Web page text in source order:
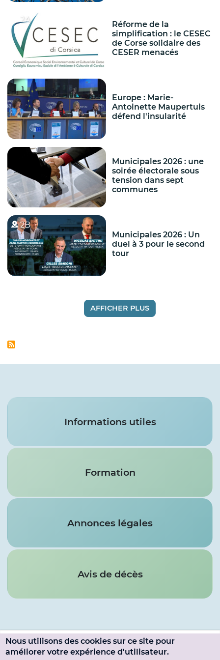
2A
Réforme de la
simplification : le CESEC
de Corse solidaire des
CESER menacés
Europe : Marie-
Antoinette Maupertuis
défend l'insularité
Municipales 2026 : une
soirée électorale sous
tension dans sept
communes
2B
Municipales 2026 : Un
duel à 3 pour le second
tour
AFFICHER PLUS
Services
Informations utiles
Formation
Annonces légales
Avis de décès
Menu SE CONNECTER
Nous utilisons des cookies sur ce site pour
améliorer votre expérience d'utilisateur.